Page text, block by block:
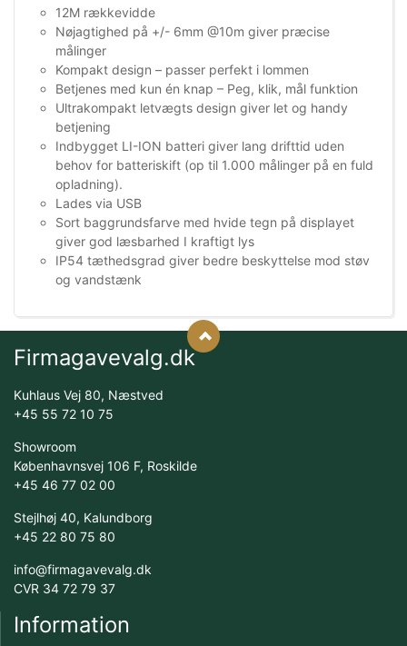
12M rækkevidde
Nøjagtighed på +/- 6mm @10m giver præcise
målinger
Kompakt design – passer perfekt i lommen
Betjenes med kun én knap – Peg, klik, mål funktion
Ultrakompakt letvægts design giver let og handy
betjening
Indbygget LI-ION batteri giver lang drifttid uden
behov for batteriskift (op til 1.000 målinger på en fuld
opladning).
Lades via USB
Sort baggrundsfarve med hvide tegn på displayet
giver god læsbarhed I kraftigt lys
IP54 tæthedsgrad giver bedre beskyttelse mod støv
og vandstænk
Firmagavevalg.dk
Kuhlaus Vej 80, Næstved
+45 55 72 10 75
Showroom
Københavnsvej 106 F, Roskilde
+45 46 77 02 00
Stejlhøj 40, Kalundborg
+45 22 80 75 80
info@firmagavevalg.dk
CVR 34 72 79 37
Information